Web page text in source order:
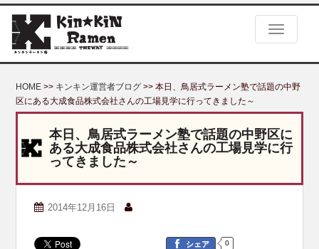
t
HOME>> キンキン運営者ブログ>> 本日、鳥居式ラーメン塾で話題の中野
区にある大成食品株式会社さんの工場見学に行ってきました～
本日、鳥居式ラーメン塾で話題の中野区に
ある大成食品株式会社さんの工場見学に行
ってきました～
2014年12月16日
シェア 0